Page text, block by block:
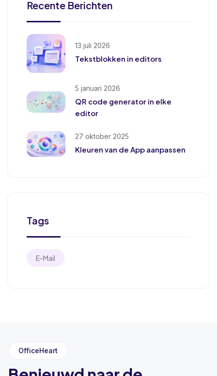
Recente Berichten
13 juli 2026
Tekstblokken in editors
5 januari 2026
QR code generator in elke
editor
27 oktober 2025
Kleuren van de App aanpassen
Tags
E-Mail
OfficeHeart